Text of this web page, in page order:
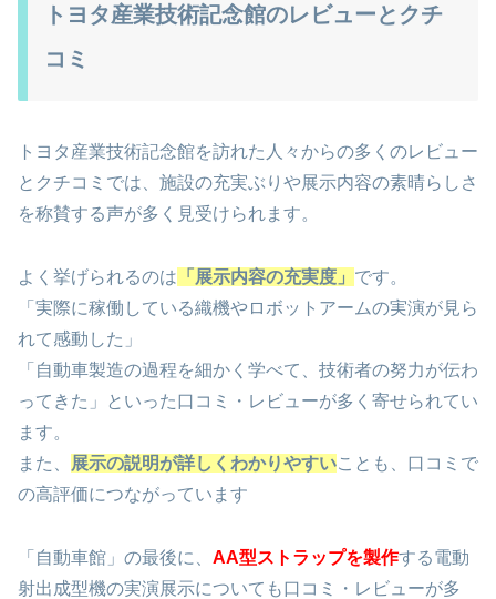
トヨタ産業技術記念館のレビューとクチ
コミ
トヨタ産業技術記念館を訪れた人々からの多くのレビュー
とクチコミでは、施設の充実ぶりや展示内容の素晴らしさ
を称賛する声が多く見受けられます。
よく挙げられるのは 「展示内容の充実度」 です。
「実際に稼働している織機やロボットアームの実演が見ら
れて感動した」
「自動車製造の過程を細かく学べて、技術者の努力が伝わ
ってきた」といった口コミ・レビューが多く寄せられてい
ます。
また、
展示の説明が詳しくわかりやすいことも、口コミで
の高評価につながっています
「自動車館」の最後に、 AA型ストラップを製作する電動
射出成型機の実演展示についても口コミ・レビューが多